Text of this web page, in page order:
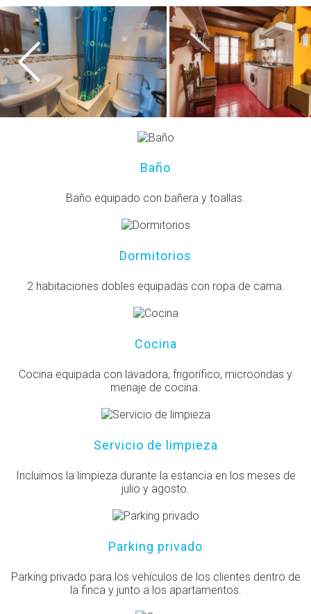
Baño
Baño equipado con bañera y toallas.
Dormitorios
2 habitaciones dobles equipadas con ropa de cama.
Cocina
Cocina equipada con lavadora, frigorífico, microondas y
menaje de cocina.
Servicio de limpieza
Incluimos la limpieza durante la estancia en los meses de
julio y agosto.
Parking privado
Parking privado para los vehículos de los clientes dentro de
la finca y junto a los apartamentos.